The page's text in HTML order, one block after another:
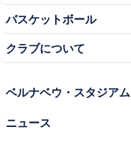
バスケットボール
クラブについて
ベルナベウ・スタジアム
ニュース